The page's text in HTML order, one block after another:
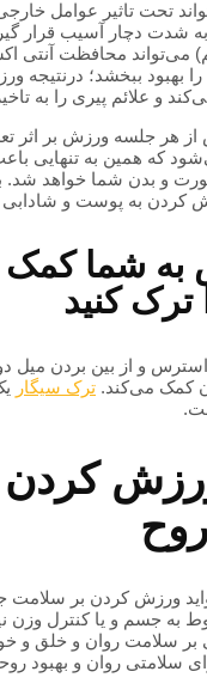
تحت تاثیر عوامل
به شدت دچار آسیب قرار
محافظت آنتی
بهبود ببخشد؛ درنتیجه
و علائم پیری را به
از هر جلسه ورزش بر اثر
که همین به تنهایی
و بدن شما خواهد شد.
کردن به پوست و
به شما کمک
ترک کنید
و از بین بردن میل
کمک می‌کند. ترک سیگار
کردن
ورزش کردن بر سلامت
به جسم و یا کنترل وزن
بر سلامت روان و خلق و
سلامتی روان و بهبود